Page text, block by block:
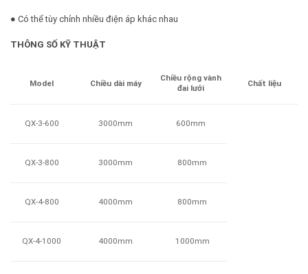
● Có thể tùy chỉnh nhiều điện áp khác nhau
THÔNG SỐ KỸ THUẬT
Model Chiều dài máy
Chiều rộng vành
đai lưới
Chất liệu
QX-3-600 3000mm 600mm
QX-3-800 3000mm 800mm
QX-4-800 4000mm 800mm
QX-4-1000 4000mm 1000mm